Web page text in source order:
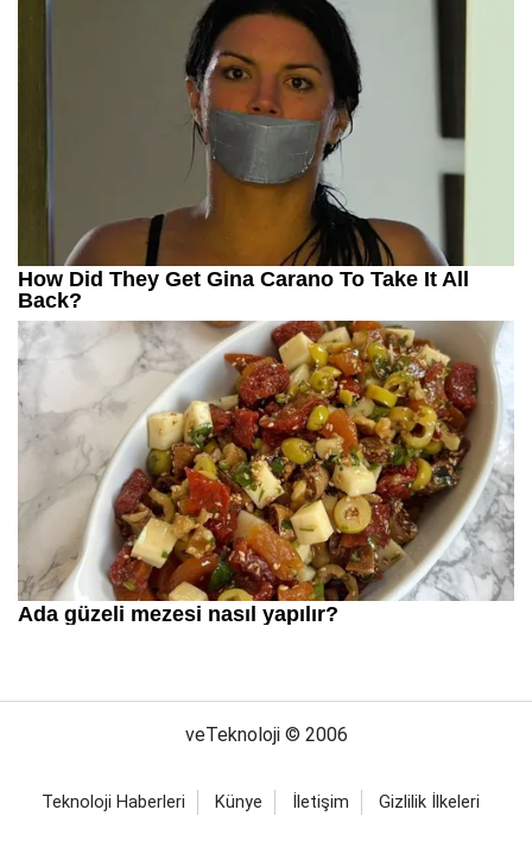
veTeknoloji © 2006
Teknoloji Haberleri Künye İletişim Gizlilik İlkeleri